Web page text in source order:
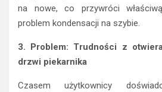
na nowe, co przywróci
problem kondensacji na szybie.
3. Problem: Trudności z
drzwi piekarnika
Czasem użytkownicy